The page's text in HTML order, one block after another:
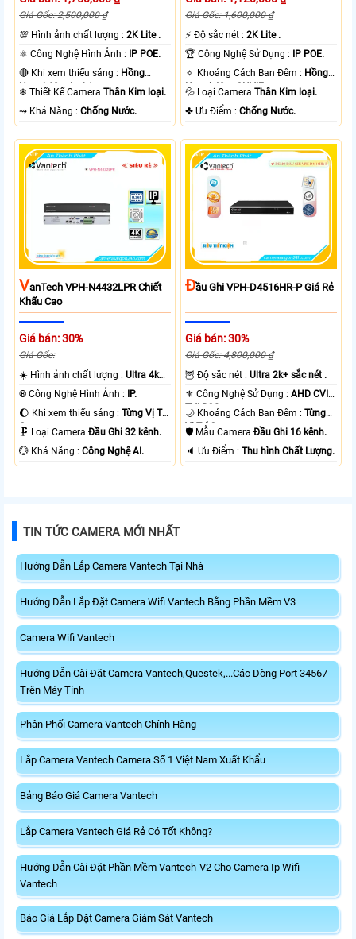
Giá Gốc: 2,500,000 ₫
💯 Hình ảnh chất lượng :2K Lite .
⚛️ Công Nghệ Hình Ảnh :
IP POE.
🔴 Khi xem thiếu sáng : Hồng
Ngoại 60m Led Array.
❄ Thiết Kế CameraThân Kim loại.
️⇝ Khả Năng :Chống Nước.
Giá Gốc: 1,600,000 ₫
️⚡ Độ sắc nét :2K Lite .
🏆 Công Nghệ Sử Dụng :
IP POE.
🔅 Khoảng Cách Ban Đêm : Hồng
Ngoại 40m ONVIF.
💦 Loại CameraThân Kim loại.
️✤ Ưu Điểm :Chống Nước.
VAnTech VPH-N4432LPR Chiết
Khấu Cao
Giá bán: 30%
Giá Gốc:
☀️ Hình ảnh chất lượng :Ultra 4k
👍🏾 .
®️ Công Nghệ Hình Ảnh : IP.
🌔 Khi xem thiếu sáng :Từng Vị Trí
Camera .
🗜️ Loại CameraĐầu Ghi 32 kênh.
️💮 Khả Năng :Công Nghệ AI.
ĐẦu Ghi VPH-D4516HR-P Giá Rẻ
Giá bán: 30%
Giá Gốc: 4,800,000 ₫
🦉 Độ sắc nét :Ultra 2k+ sắc nét .
⚜️ Công Nghệ Sử Dụng :AHD CVI
TVI BCS.
🌙 Khoảng Cách Ban Đêm :Từng
Vị Trí Camera .
🛡 Mẫu CameraĐầu Ghi 16 kênh.
️🔈 Ưu Điểm :Thu hình Chất Lượng.
TIN TỨC CAMERA MỚI NHẤT
Hướng Dẫn Lắp Camera Vantech Tại Nhà
Hướng Dẫn Lắp Đặt Camera Wifi Vantech Bằng Phần Mềm V3
Camera Wifi Vantech
Hướng Dẫn Cài Đặt Camera Vantech,Questek,...Các Dòng Port 34567
Trên Máy Tính
Phân Phối Camera Vantech Chính Hãng
Lắp Camera Vantech Camera Số 1 Việt Nam Xuất Khẩu
Bảng Báo Giá Camera Vantech
Lắp Camera Vantech Giá Rẻ Có Tốt Không?
Hướng Dẫn Cài Đặt Phần Mềm Vantech-V2 Cho Camera Ip Wifi
Vantech
Báo Giá Lắp Đặt Camera Giám Sát Vantech